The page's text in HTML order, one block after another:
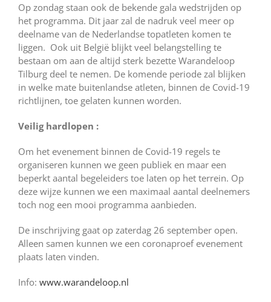
Op zondag staan ook de bekende gala wedstrijden op
het programma. Dit jaar zal de nadruk veel meer op
deelname van de Nederlandse topatleten komen te
liggen. Ook uit België blijkt veel belangstelling te
bestaan om aan de altijd sterk bezette Warandeloop
Tilburg deel te nemen. De komende periode zal blijken
in welke mate buitenlandse atleten, binnen de Covid-19
richtlijnen, toe gelaten kunnen worden.
Veilig hardlopen :
Om het evenement binnen de Covid-19 regels te
organiseren kunnen we geen publiek en maar een
beperkt aantal begeleiders toe laten op het terrein. Op
deze wijze kunnen we een maximaal aantal deelnemers
toch nog een mooi programma aanbieden.
De inschrijving gaat op zaterdag 26 september open.
Alleen samen kunnen we een coronaproef evenement
plaats laten vinden.
Info: www.warandeloop.nl